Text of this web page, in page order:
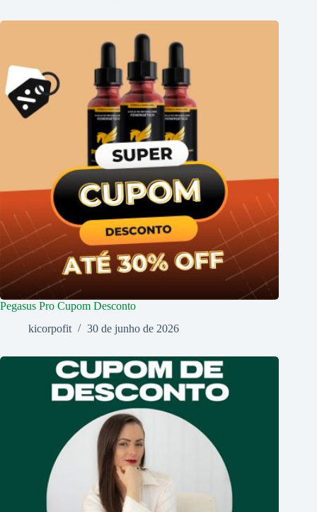
Pegasus Pro Cupom Desconto
kicorpofit
30 de junho de 2026